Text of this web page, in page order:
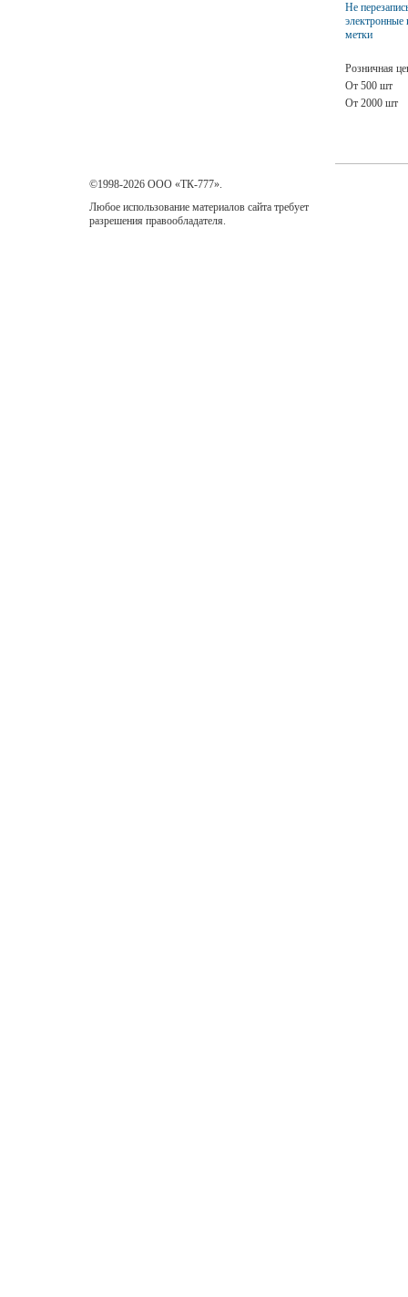
Не
метки
Розничная
От 500 шт
От 2000 шт
©1998-2026 ООО «ТК-777».
Любое использование материалов сайта требует
разрешения правообладателя.